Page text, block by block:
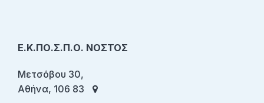
Ε.Κ.ΠΟ.Σ.Π.Ο. ΝΟΣΤΟΣ
Μετσόβου 30,
Αθήνα, 106 83